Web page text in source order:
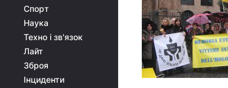
Спорт
Наука
Техно і зв'язок
Лайт
Зброя
Інциденти